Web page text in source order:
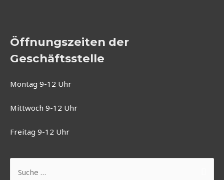
Öffnungszeiten der
Geschäftsstelle
Montag 9-12 Uhr
Mittwoch 9-12 Uhr
Freitag 9-12 Uhr
nach: